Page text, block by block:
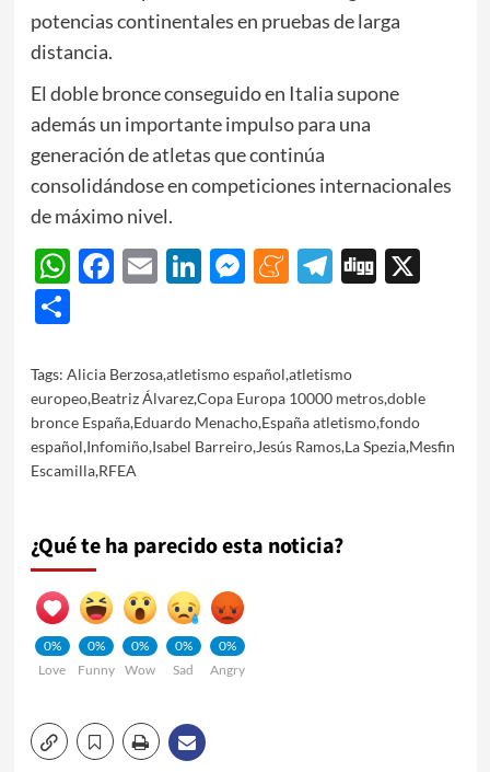
potencias continentales en pruebas de larga
distancia.
El doble bronce conseguido en Italia supone
además un importante impulso para una
generación de atletas que continúa
consolidándose en competiciones internacionales
de máximo nivel.
WhatsApp
Facebook
EmailLinkedIn
Messenger
Meneame
Telegram
Digg
X
Share
Tags: Alicia Berzosa,atletismo español,atletismo
europeo,Beatriz Álvarez,Copa Europa 10000 metros,doble
bronce España,Eduardo Menacho,España atletismo,fondo
español,Infomiño,Isabel Barreiro,Jesús Ramos,La Spezia,Mesfin
Escamilla,RFEA
¿Qué te ha parecido esta noticia?
0%
Love
0%
Funny
0%
Wow
0%
Sad
0%
Angry